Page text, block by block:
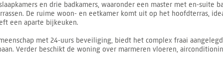
en drie badkamers, waaronder een master met en-suite
De ruime woon- en eetkamer komt uit op het hoofdterras,
een aparte bijkeuken.
met 24-uurs beveiliging, biedt het complex fraai
Verder beschikt de woning over marmeren vloeren,